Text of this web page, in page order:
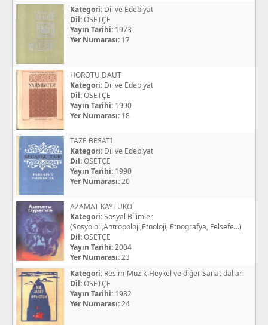
Kategori: Dil ve Edebiyat
Dil:OSETÇE
Yayın Tarihi: 1973
Yer Numarası: 17
HOROTU DAUT
Kategori: Dil ve Edebiyat
Dil:OSETÇE
Yayın Tarihi: 1990
Yer Numarası: 18
TAZE BESATI
Kategori: Dil ve Edebiyat
Dil:OSETÇE
Yayın Tarihi: 1990
Yer Numarası:20
AZAMAT KAYTUKO
Kategori:Sosyal Bilimler
(Sosyoloji,Antropoloji,Etnoloji, Etnografya, Felsefe...)
Dil:OSETÇE
Yayın Tarihi:2004
Yer Numarası:23
Kategori: Resim-Müzik-Heykel ve diğer Sanat dalları
Dil:OSETÇE
Yayın Tarihi: 1982
Yer Numarası:24